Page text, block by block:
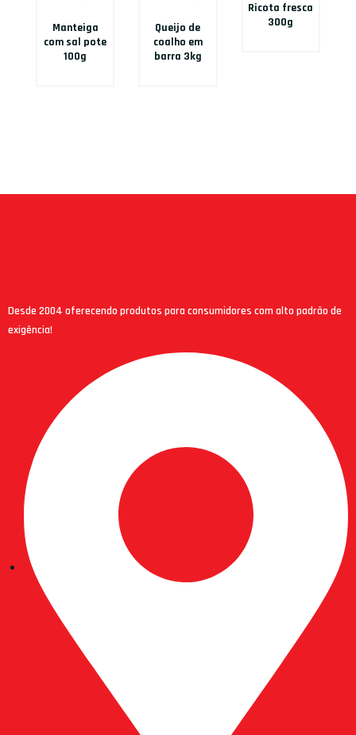
Manteiga
com sal pote
100g
Queijo de
coalho em
barra 3kg
Ricota fresca
300g
Desde 2004 oferecendo produtos para consumidores com alto padrão de
exigência!